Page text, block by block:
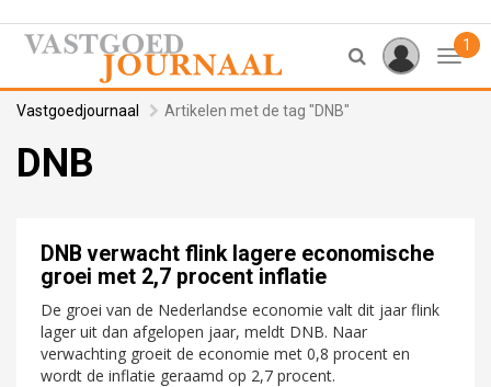
1
Vastgoedjournaal Artikelen met de tag "DNB"
DNB
DNB verwacht flink lagere economische
groei met 2,7 procent inflatie
De groei van de Nederlandse economie valt dit jaar flink
lager uit dan afgelopen jaar, meldt DNB. Naar
verwachting groeit de economie met 0,8 procent en
wordt de inflatie geraamd op 2,7 procent.